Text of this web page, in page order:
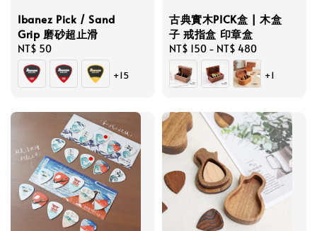
Ibanez Pick / Sand
Grip 磨砂超止滑
Regular
price
NT$ 50
+15
古典實木PICK盒 | 木盒
子 戒指盒 印章盒
Regular
price
NT$ 150 - NT$ 480
+1